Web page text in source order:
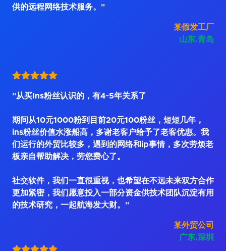
供的远程网络技术服务。"
某假发工厂
山东.青岛
"从买Ins粉丝认识的，有4~5年关系了
期间从10元1000粉到目前20元100粉丝，短短几年，
ins粉丝价值水涨船高，多谢老客户给予了老客优惠。我
们运行的外贸比较多，遇到的网络和ip事情，多次劳烦老
板亲自帮助解决，劳您费心了。
社交软件，我们一直很重视，也希望在不远未来双方合作
更加紧密，我们愿意投入一部分资金供技术团队沉淀有用
的技术研究，一起航海发大财。"
某外贸公司
广东.深圳